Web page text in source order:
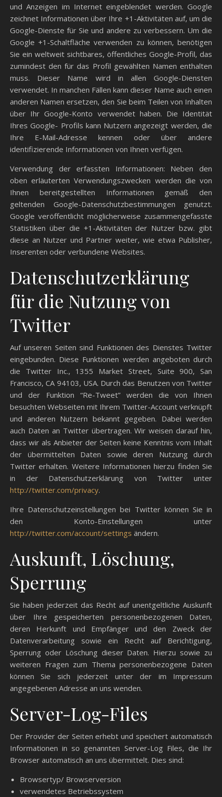
und Anzeigen im Internet eingeblendet werden. Google
zeichnet Informationen über Ihre +1-Aktivitäten auf, um die
Google-Dienste für Sie und andere zu verbessern. Um die
Google +1-Schaltfläche verwenden zu können, benötigen
Sie ein weltweit sichtbares, öffentliches Google-Profil, das
zumindest den für das Profil gewählten Namen enthalten
muss. Dieser Name wird in allen Google-Diensten
verwendet. In manchen Fällen kann dieser Name auch einen
anderen Namen ersetzen, den Sie beim Teilen von Inhalten
über Ihr Google-Konto verwendet haben. Die Identität
Ihres Google- Profils kann Nutzern angezeigt werden, die
Ihre E-Mail-Adresse kennen oder über andere
identifizierende Informationen von Ihnen verfügen.
Verwendung der erfassten Informationen: Neben den
oben erläuterten Verwendungszwecken werden die von
Ihnen bereitgestellten Informationen gemäß den
geltenden Google-Datenschutzbestimmungen genutzt.
Google veröffentlicht möglicherweise zusammengefasste
Statistiken über die +1-Aktivitäten der Nutzer bzw. gibt
diese an Nutzer und Partner weiter, wie etwa Publisher,
Inserenten oder verbundene Websites.
Datenschutzerklärung
für die Nutzung von
Twitter
Auf unseren Seiten sind Funktionen des Dienstes Twitter
eingebunden. Diese Funktionen werden angeboten durch
die Twitter Inc., 1355 Market Street, Suite 900, San
Francisco, CA 94103, USA. Durch das Benutzen von Twitter
und der Funktion “Re-Tweet” werden die von Ihnen
besuchten Webseiten mit Ihrem Twitter-Account verknüpft
und anderen Nutzern bekannt gegeben. Dabei werden
auch Daten an Twitter übertragen. Wir weisen darauf hin,
dass wir als Anbieter der Seiten keine Kenntnis vom Inhalt
der übermittelten Daten sowie deren Nutzung durch
Twitter erhalten. Weitere Informationen hierzu finden Sie
in der Datenschutzerklärung von Twitter unter
http://twitter.com/privacy.
Ihre Datenschutzeinstellungen bei Twitter können Sie in
den Konto-Einstellungen unter
http://twitter.com/account/settings ändern.
Auskunft, Löschung,
Sperrung
Sie haben jederzeit das Recht auf unentgeltliche Auskunft
über Ihre gespeicherten personenbezogenen Daten,
deren Herkunft und Empfänger und den Zweck der
Datenverarbeitung sowie ein Recht auf Berichtigung,
Sperrung oder Löschung dieser Daten. Hierzu sowie zu
weiteren Fragen zum Thema personenbezogene Daten
können Sie sich jederzeit unter der im Impressum
angegebenen Adresse an uns wenden.
Server-Log-Files
Der Provider der Seiten erhebt und speichert automatisch
Informationen in so genannten Server-Log Files, die Ihr
Browser automatisch an uns übermittelt. Dies sind:
Browsertyp/ Browserversion
verwendetes Betriebssystem